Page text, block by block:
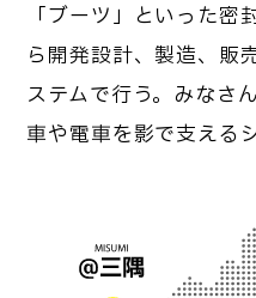
「ブーツ」といった密
ら開発設計、製造、販
ステムで行う。みなさ
車や電車を影で支える